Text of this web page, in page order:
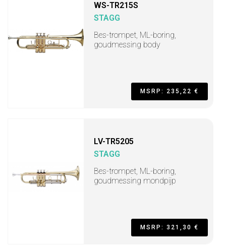
WS-TR215S
STAGG
Bes-trompet, ML-boring,
goudmessing body
MSRP: 235,22 €
LV-TR5205
STAGG
Bes-trompet, ML-boring,
goudmessing mondpijp
MSRP: 321,30 €